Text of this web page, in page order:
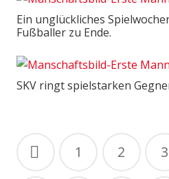
Ein unglückliches
Fußballer zu Ende.
SKV ringt spielstarken
1 2 3